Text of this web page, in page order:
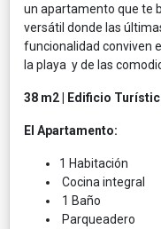
un apartamento que te
versátil donde las
funcionalidad conviven
la playa y de las
38 m2 | Edificio
El Apartamento:
1 Habitación
Cocina integral
1 Baño
Parqueadero